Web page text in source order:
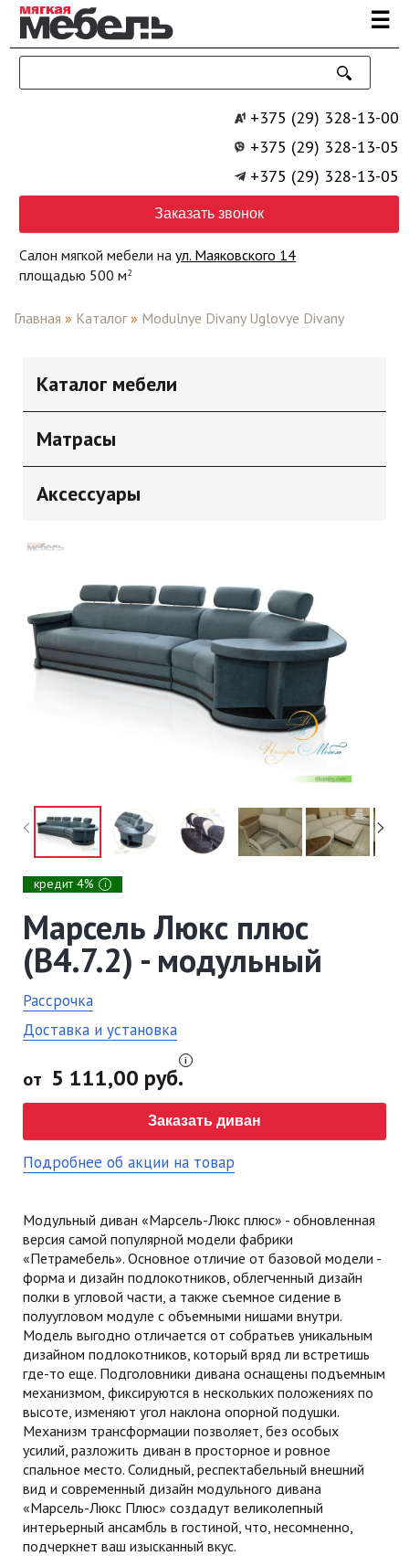
Перейти к основному содержанию ☰
+375 (29) 328-13-00
+375 (29) 328-13-05
+375 (29) 328-13-05
Заказать звонок
Салон мягкой мебели наул. Маяковского 14
площадью 500 м2
Главная » Каталог » Modulnye Divany Uglovye Divany
Каталог мебели
Матрасы
Аксессуары
кредит 4% i
Марсель Люкс плюс
(В4.7.2) - модульный
Рассрочка
Доставка и установка
от 5 111,00 руб.
Заказать диван
Подробнее об акции на товар
Модульный диван «Марсель-Люкс плюс» - обновленная
версия самой популярной модели фабрики
«Петрамебель». Основное отличие от базовой модели -
форма и дизайн подлокотников, облегченный дизайн
полки в угловой части, а также съемное сидение в
полуугловом модуле с объемными нишами внутри.
Модель выгодно отличается от собратьев уникальным
дизайном подлокотников, который вряд ли встретишь
где-то еще. Подголовники дивана оснащены подъемным
механизмом, фиксируются в нескольких положениях по
высоте, изменяют угол наклона опорной подушки.
Механизм трансформации позволяет, без особых
усилий, разложить диван в просторное и ровное
спальное место. Солидный, респектабельный внешний
вид и современный дизайн модульного дивана
«Марсель-Люкс Плюс» создадут великолепный
интерьерный ансамбль в гостиной, что, несомненно,
подчеркнет ваш изысканный вкус.